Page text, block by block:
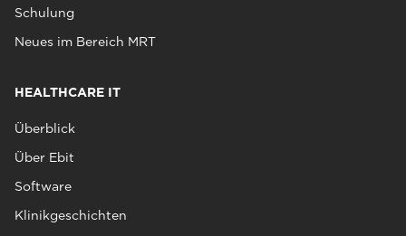
Schulung
Neues im Bereich MRT
HEALTHCARE IT
Überblick
Über Ebit
Software
Klinikgeschichten